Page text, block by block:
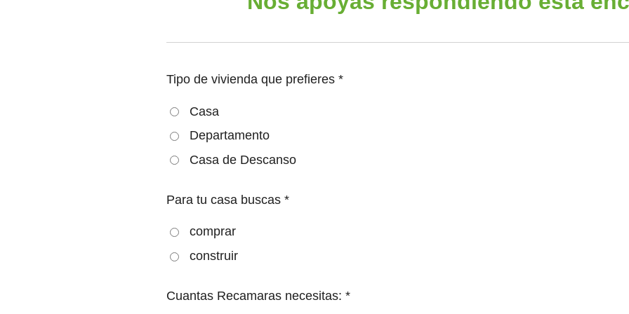
Tipo de vivienda que prefieres *
Casa
Departamento
Casa de Descanso
Para tu casa buscas *
comprar
construir
Cuantas Recamaras necesitas: *